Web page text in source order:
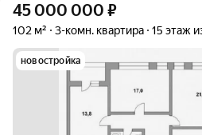
45 000 000 ₽
102 м² 3-комн. квартира 15 этаж
новостройка